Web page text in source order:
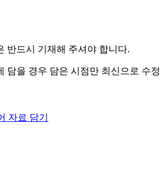
반드시 기재해 주셔야 합니다.
담을 경우 담은 시점만 최신으로 수정
자료 담기